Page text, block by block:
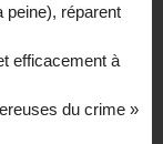
peine), réparent
efficacement à
du crime »